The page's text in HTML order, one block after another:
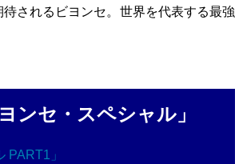
されるビヨンセ。世界を代表する最強
ンセ・スペシャル」
PART1」